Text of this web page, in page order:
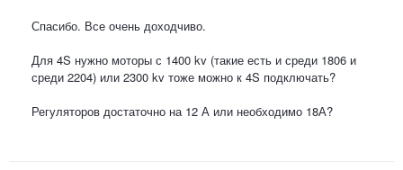
Спасибо. Все очень доходчиво.
Для 4S нужно моторы с 1400 kv (такие есть и среди 1806 и
среди 2204) или 2300 kv тоже можно к 4S подключать?
Регуляторов достаточно на 12 А или необходимо 18А?